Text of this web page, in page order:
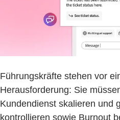
Führungskräfte stehen vor
Herausforderung: Sie
Kundendienst skalieren und
kontrollieren sowie Burnout